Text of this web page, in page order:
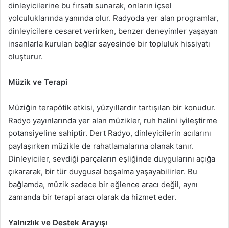
dinleyicilerine bu fırsatı sunarak, onların içsel
yolculuklarında yanında olur. Radyoda yer alan programlar,
dinleyicilere cesaret verirken, benzer deneyimler yaşayan
insanlarla kurulan bağlar sayesinde bir topluluk hissiyatı
oluşturur.
Müzik ve Terapi
Müziğin terapötik etkisi, yüzyıllardır tartışılan bir konudur.
Radyo yayınlarında yer alan müzikler, ruh halini iyileştirme
potansiyeline sahiptir. Dert Radyo, dinleyicilerin acılarını
paylaşırken müzikle de rahatlamalarına olanak tanır.
Dinleyiciler, sevdiği parçaların eşliğinde duygularını açığa
çıkararak, bir tür duygusal boşalma yaşayabilirler. Bu
bağlamda, müzik sadece bir eğlence aracı değil, aynı
zamanda bir terapi aracı olarak da hizmet eder.
Yalnızlık ve Destek Arayışı